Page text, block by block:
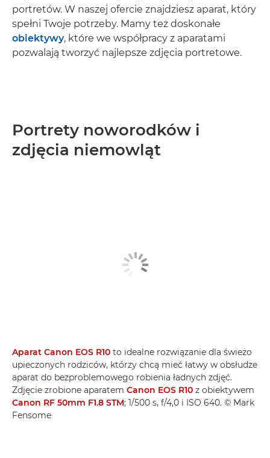
portretów. W naszej ofercie znajdziesz aparat, który
spełni Twoje potrzeby. Mamy też doskonałe
obiektywy, które we współpracy z aparatami
pozwalają tworzyć najlepsze zdjęcia portretowe.
Portrety noworodków i
zdjęcia niemowląt
Aparat Canon EOS R10 to idealne rozwiązanie dla świeżo
upieczonych rodziców, którzy chcą mieć łatwy w obsłudze
aparat do bezproblemowego robienia ładnych zdjęć.
Zdjęcie zrobione aparatem Canon EOS R10 z obiektywem
Canon RF 50mm F1.8 STM; 1/500 s, f/4,0 i ISO 640. © Mark
Fensome